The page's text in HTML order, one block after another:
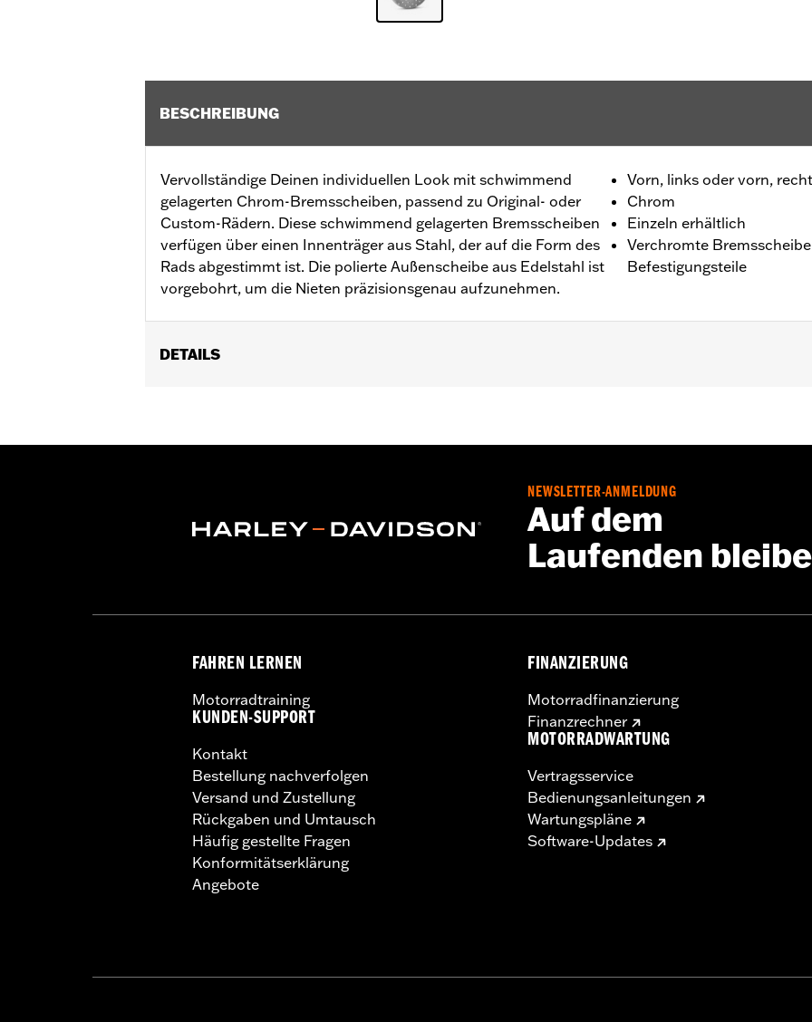
BESCHREIBUNG
Vervollständige Deinen individuellen Look mit schwimmend
gelagerten Chrom-Bremsscheiben, passend zu Original- oder
Custom-Rädern. Diese schwimmend gelagerten Bremsscheiben
verfügen über einen Innenträger aus Stahl, der auf die Form des
Rads abgestimmt ist. Die polierte Außenscheibe aus Edelstahl ist
vorgebohrt, um die Nieten präzisionsgenau aufzunehmen.
Vorn, links oder vorn,
Chrom
Einzeln erhältlich
Verchromte
Befestigungsteile
DETAILS
Position auf Motorrad:Vorn
In der Box:Rotor und verchromte Befestigungsteile
NEWSLETTER-ANMELDUNG
Auf dem
Laufenden
FAHREN LERNEN
Motorradtraining
KUNDEN-SUPPORT
Kontakt
Bestellung nachverfolgen
Versand und Zustellung
Rückgaben und Umtausch
Häufig gestellte Fragen
Konformitätserklärung
Angebote
FINANZIERUNG
Motorradfinanzierung
Finanzrechner
MOTORRADWARTUNG
Vertragsservice
Bedienungsanleitungen
Wartungspläne
Software-Updates